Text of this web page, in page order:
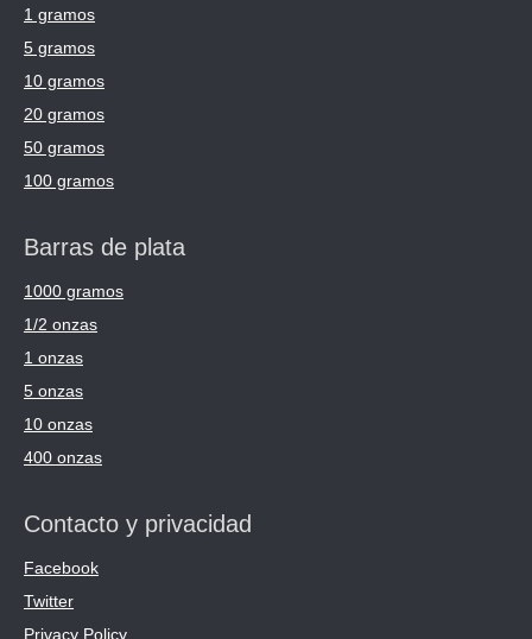
1 gramos
5 gramos
10 gramos
20 gramos
50 gramos
100 gramos
Barras de plata
1000 gramos
1/2 onzas
1 onzas
5 onzas
10 onzas
400 onzas
Contacto y privacidad
Facebook
Twitter
Privacy Policy